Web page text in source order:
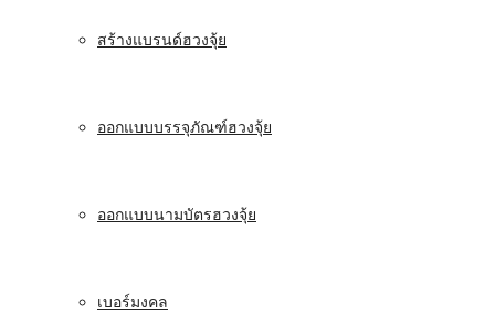
สร้างแบรนด์ฮวงจุ้ย
ออกแบบบรรจุภัณฑ์ฮวงจุ้ย
ออกแบบนามบัตรฮวงจุ้ย
เบอร์มงคล